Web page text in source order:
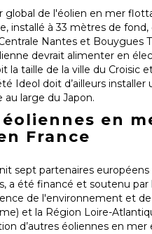
global de l'éolien en mer
installé à 33 mètres de fond,
Nantes et Bouygues
devrait alimenter en
la taille de la ville du Croisic
Ideol doit d’ailleurs installer
large du Japon.
en
France
sept partenaires
a été financé et soutenu par
de l'environnement et
et la Région Loire-
d’autres éoliennes en mer